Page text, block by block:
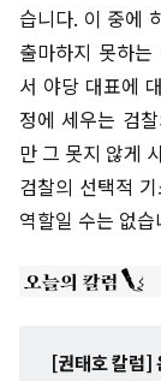
습니다. 이 중에
출마하지 못하
서 야당 대표에
정에 세우는 검
만 그 못지 않게
검찰의 선택적
역할일 수는 없습
[권태호 칼럼]